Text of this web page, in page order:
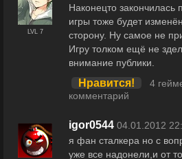
LVL 7
Наконецто закончилась
игры тоже будет
сторону. Ну самое не
Игру толком ещё не
внимание публики.
Нравится!
4
комментарий
igor0544 04.01.2012
я фан сталкера но с
уже все надонели,и от